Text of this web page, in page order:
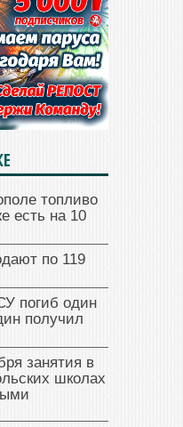
топливо
есть на 10
по 119
погиб один
получил
занятия в
школах